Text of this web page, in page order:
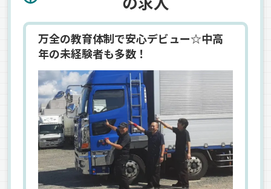
万全の教育体制で安心デビュー☆中高
年の未経験者も多数！